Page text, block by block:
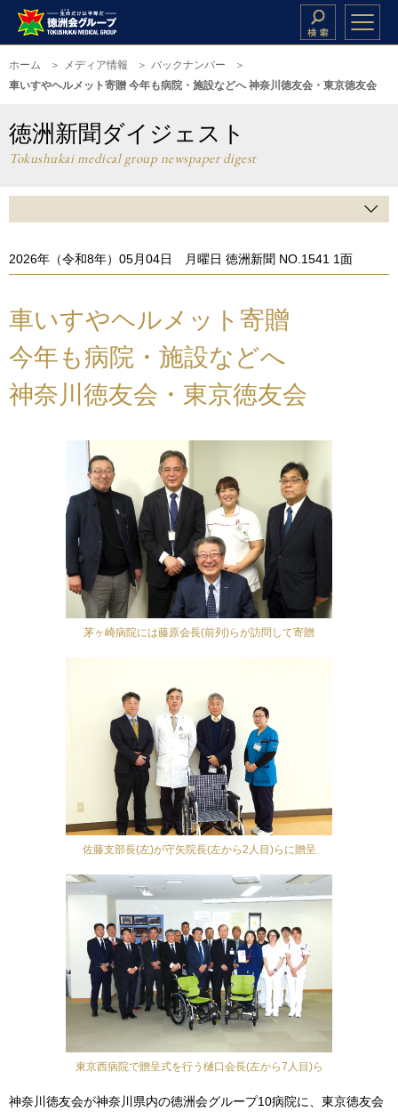
ホーム メディア情報
バックナンバー
車いすやヘルメット寄贈 今年も病院・施設などへ 神奈川徳友会・東京徳友会
徳洲新聞ダイジェスト
Tokushukai medical group newspaper digest
2026年（令和8年）05月04日 月曜日 徳洲新聞 NO.1541 1面
車いすやヘルメット寄贈
今年も病院・施設などへ
神奈川徳友会・東京徳友会
茅ヶ崎病院には藤原会長(前列)らが訪問して寄贈
佐藤支部長(左)が守矢院長(左から2人目)らに贈呈
東京西病院で贈呈式を行う樋口会長(左から7人目)ら
神奈川徳友会が神奈川県内の徳洲会グループ10病院に、東京徳友会